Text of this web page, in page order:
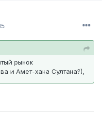
рынок
и Амет-хана Султана?),